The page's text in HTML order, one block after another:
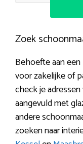
Zoek
Behoefte aan
voor zakelijke of
check je
aangevuld met
andere
zoeken naar